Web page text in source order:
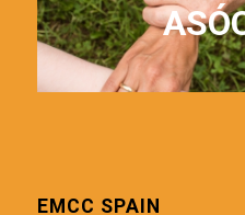
EMCC SPAIN